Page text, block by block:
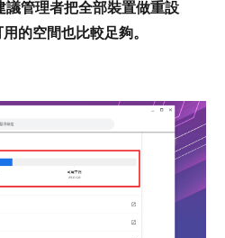
管理者把全部裝置做重設
的空間也比較足夠。